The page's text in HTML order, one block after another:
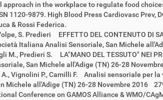
in the workplace to regulate food
1120-9879. High Blood Press Cardiovasc
& Rossi Federica.
S. Predieri EFFETTO DEL CONTENUTO DI
Italiana Analisi Sensoriale, San Michele
M., Predieri S. LA"MANO DEL TESSUTO" NEI
San Michele all'Adige (TN) 26-28
A., Vignolini P., Camilli F. Analisi sensoriale
Michele all'Adige (TN) 26-28 Novembre 2016
Conference on GAMOS Alliance & WMO/